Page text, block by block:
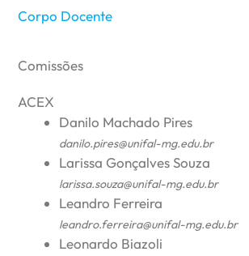
Corpo Docente
Comissões
ACEX
Danilo Machado Pires
danilo.pires@unifal-mg.edu.br
Larissa Gonçalves Souza
larissa.souza@unifal-mg.edu.br
Leandro Ferreira
leandro.ferreira@unifal-mg.edu.br
Leonardo Biazoli